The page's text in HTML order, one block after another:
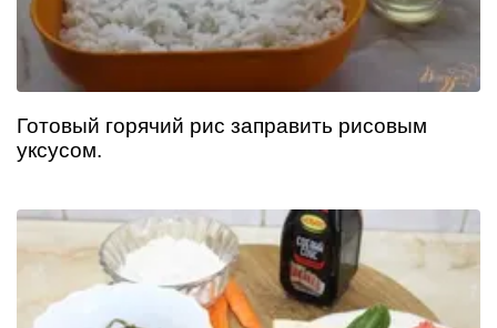
Готовый горячий рис заправить рисовым
уксусом.